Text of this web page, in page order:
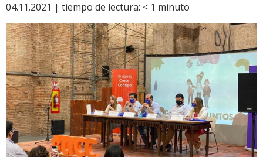
04.11.2021 | tiempo de lectura: < 1 minuto